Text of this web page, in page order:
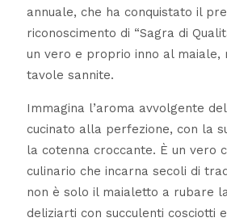
annuale, che ha conquistato il
riconoscimento di “Sagra di
un vero e proprio inno al maiale,
tavole sannite.
Immagina l’aroma avvolgente
cucinato alla perfezione, con la
la cotenna croccante. È un vero
culinario che incarna secoli di
non è solo il maialetto a rubare
deliziarti con succulenti cosciotti